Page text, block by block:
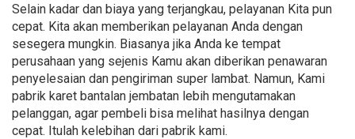
Selain kadar dan biaya yang terjangkau, pelayanan Kita pun
cepat. Kita akan memberikan pelayanan Anda dengan
sesegera mungkin. Biasanya jika Anda ke tempat
perusahaan yang sejenis Kamu akan diberikan penawaran
penyelesaian dan pengiriman super lambat. Namun, Kami
pabrik karet bantalan jembatan lebih mengutamakan
pelanggan, agar pembeli bisa melihat hasilnya dengan
cepat. Itulah kelebihan dari pabrik kami.